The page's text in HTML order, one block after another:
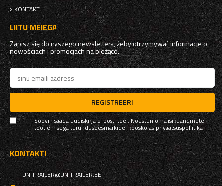
KONTAKT
LIITU MEIEGA
Zapisz się do naszego newslettera, żeby otrzymywać informacje o
nowościach i promocjach na bieżąco.
REGISTREERI
Soovin saada uudiskirja e-posti teel. Nõustun oma isikuandmete
töötlemisega turunduseesmärkidel kooskõlasprivaatsuspoliitika
KONTAKTI
UNITRAILER@UNITRAILER.EE